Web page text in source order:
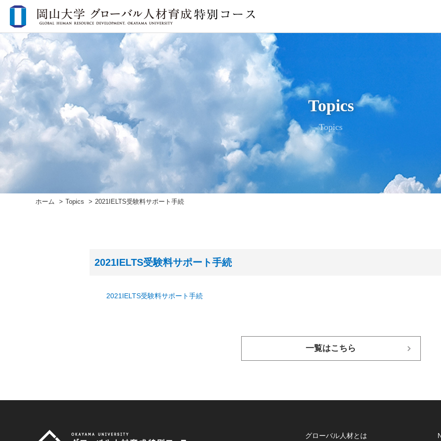
Topics
Topics
ホーム Topics 2021IELTS受験料サポート手続
2021IELTS受験料サポート手続
2021IELTS受験料サポート手続
一覧はこちら
グローバル人材とは